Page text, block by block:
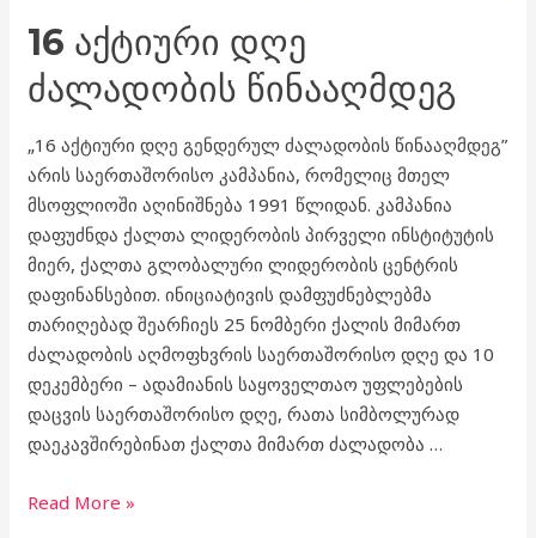
16 ᲐᲥᲢᲘᲣᲠᲘ ᲓᲦᲔ
ᲫᲐᲚᲐᲓᲝᲑᲘᲡ ᲬᲘᲜᲐᲐᲦᲛᲓᲔᲒ
„16 აქტიური დღე გენდერულ ძალადობის წინააღმდეგ”
არის საერთაშორისო კამპანია, რომელიც მთელ
მსოფლიოში აღინიშნება 1991 წლიდან. კამპანია
დაფუძნდა ქალთა ლიდერობის პირველი ინსტიტუტის
მიერ, ქალთა გლობალური ლიდერობის ცენტრის
დაფინანსებით. ინიციატივის დამფუძნებლებმა
თარიღებად შეარჩიეს 25 ნომბერი ქალის მიმართ
ძალადობის აღმოფხვრის საერთაშორისო დღე და 10
დეკემბერი – ადამიანის საყოველთაო უფლებების
დაცვის საერთაშორისო დღე, რათა სიმბოლურად
დაეკავშირებინათ ქალთა მიმართ ძალადობა …
Read More »